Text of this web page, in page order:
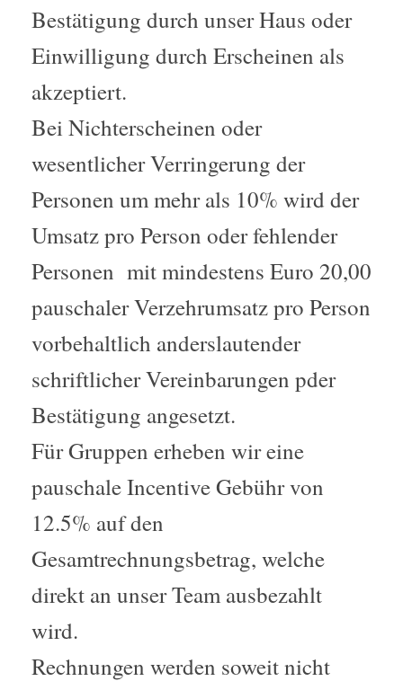
Bestätigung durch unser Haus oder
Einwilligung durch Erscheinen als
akzeptiert.
Bei Nichterscheinen oder
wesentlicher Verringerung der
Personen um mehr als 10% wird der
Umsatz pro Person oder fehlender
Personen mit mindestens Euro 20,00
pauschaler Verzehrumsatz pro Person
vorbehaltlich anderslautender
schriftlicher Vereinbarungen pder
Bestätigung angesetzt.
Für Gruppen erheben wir eine
pauschale Incentive Gebühr von
12.5% auf den
Gesamtrechnungsbetrag, welche
direkt an unser Team ausbezahlt
wird.
Rechnungen werden soweit nicht